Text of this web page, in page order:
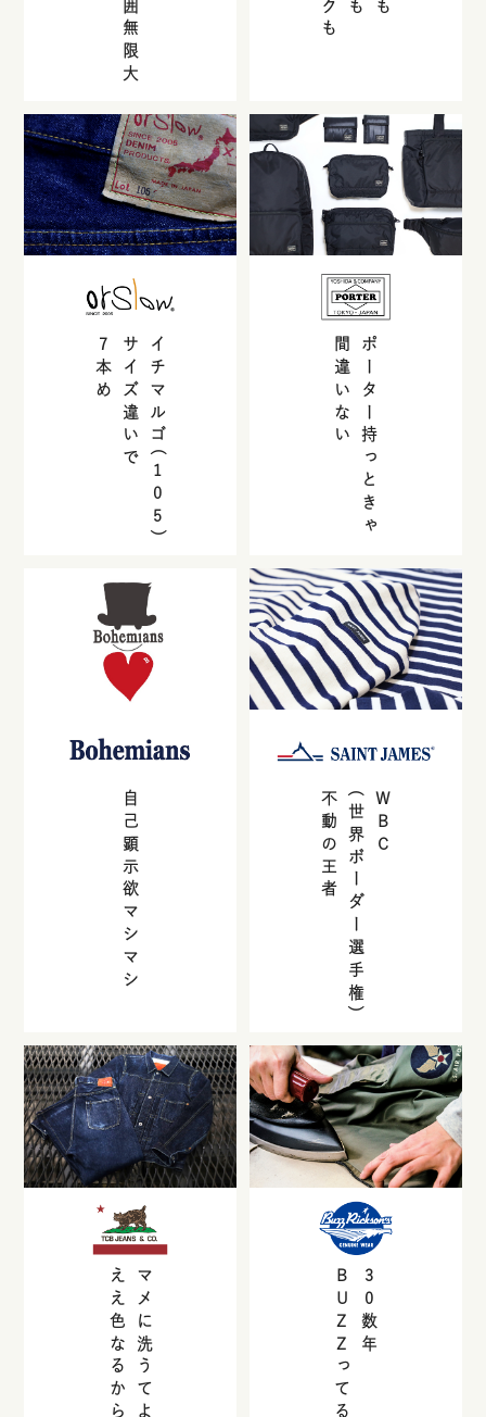
イチマルゴ(
105
)
サイズ違いで
7
本め ポーター持っときゃ
間違いない
自己顕示欲マシマシ WBC
(世界ボーダー選手権)
不動の王者
マメに洗うてよ
ええ色なるから
30
数年
BUZZ
ってる